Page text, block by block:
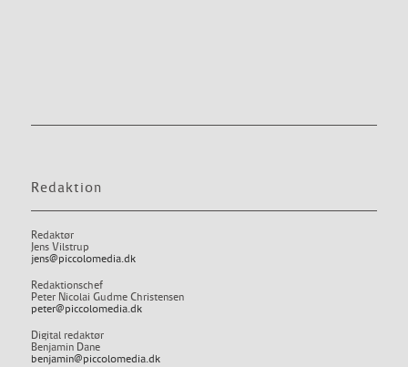
Redaktion
Redaktør
Jens Vilstrup
jens@piccolomedia.dk
Redaktionschef
Peter Nicolai Gudme Christensen
peter@piccolomedia.dk
Digital redaktør
Benjamin Dane
benjamin@piccolomedia.dk